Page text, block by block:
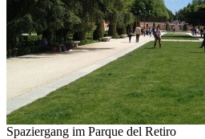
Spaziergang im Parque del Retiro